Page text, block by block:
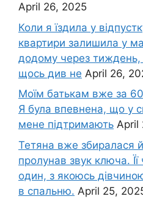
April 26, 2025
Коли я їздила у
квартири залишила у
додому через тиждень,
щось див не April 26,
Моїм батькам вже за
Я була впевнена, що у
мене підтримають April
Тетяна вже збиралася
пролунав звук ключа.
один, з якоюсь
в спальню. April 25,